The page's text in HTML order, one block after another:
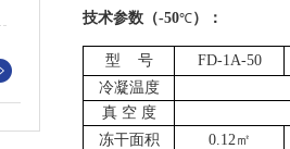
技术参数 （-50℃） ：
型 号 FD-1A-50
冷凝温度
真 空 度
冻干面积
0.12㎡